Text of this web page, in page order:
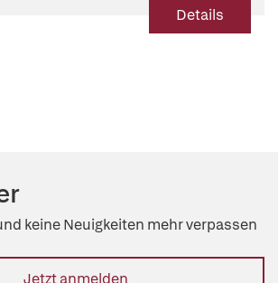
Details
keine Neuigkeiten mehr verpassen
Jetzt anmelden